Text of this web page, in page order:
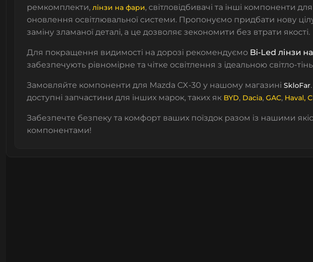
ремкомплекти, лінзи на фари, світловідбивачі та інші компоненти
оновлення освітлювальної системи. Пропонуємо придбати нову
заміну зламаної деталі, а це дозволяє зекономити без втрати якості.
Для покращення видимості на дорозі рекомендуємо Bi-Led лінзи
забезпечують рівномірне та чітке освітлення з ідеальною світло-
Замовляйте компоненти для Mazda CX-30 у нашому магазині SkloFar
доступні запчастини для інших марок, таких як BYD, Dacia, GAC, Haval,
Забезпечте безпеку та комфорт ваших поїздок разом із нашими
компонентами!